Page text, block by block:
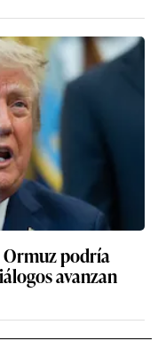
Ormuz podría
avanzan